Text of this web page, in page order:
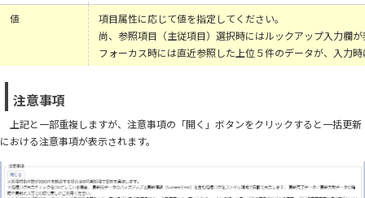
値
項目属性に応じて値を指定してください。
尚、参照項目（主従項目）選択時にはルックアップ入力欄
フォーカス時には直近参照した上位５件のデータが、入力
注意事項
上記と一部重複しますが、注意事項の「開く」ボタンをクリックすると一括更新
における注意事項が表示されます。